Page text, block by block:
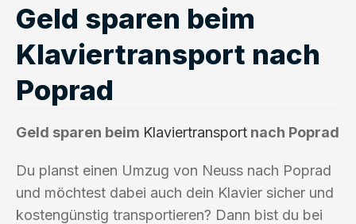
Geld sparen beim
Klaviertransport nach
Poprad
Geld sparen beim Klaviertransport nach Poprad
Du planst einen Umzug von Neuss nach Poprad
und möchtest dabei auch dein Klavier sicher und
kostengünstig transportieren? Dann bist du bei